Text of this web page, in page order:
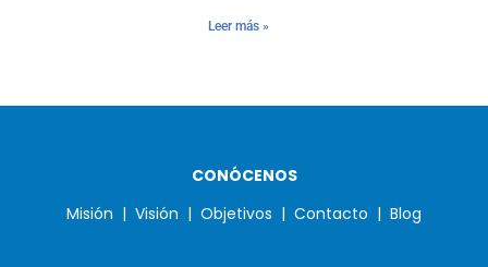
Leer más »
CONÓCENOS
Misión | Visión | Objetivos | Contacto | Blog